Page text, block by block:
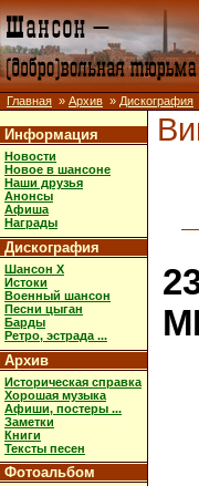
Главная » Архив » Дискография
Информация
Новости
Новое в шансоне
Наши друзья
Анонсы
Афиша
Награды
Дискография
Шансон X
Истоки
Военный шансон
Песни цыган
Барды
Ретро, эстрада ...
Архив
Историческая справка
Хорошая музыка
Афиши, постеры ...
Заметки
Книги
Тексты песен
Фотоальбом